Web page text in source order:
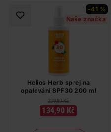
-41 %
Naše značka
Helios Herb sprej na
opalování SPF30 200 ml
229,90 Kč
134,90 Kč